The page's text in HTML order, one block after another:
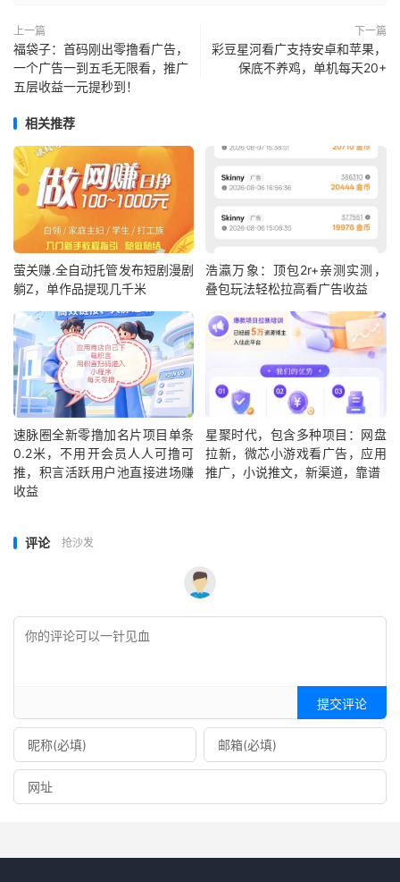
上一篇
福袋子：首码刚出零撸看广告，
一个广告一到五毛无限看，推广
五层收益一元提秒到！
下一篇
彩豆星河看广支持安卓和苹果，
保底不养鸡，单机每天20+
相关推荐
萤关赚.全自动托管发布短剧漫剧
躺Z，单作品提现几千米
浩瀛万象：顶包2r+亲测实测，
叠包玩法轻松拉高看广告收益
速脉圈全新零撸加名片项目单条
0.2米，不用开会员人人可撸可
推，积言活跃用户池直接进场赚
收益
星聚时代，包含多种项目：网盘
拉新，微芯小游戏看广告，应用
推广，小说推文，新渠道，靠谱
评论 抢沙发
提交评论